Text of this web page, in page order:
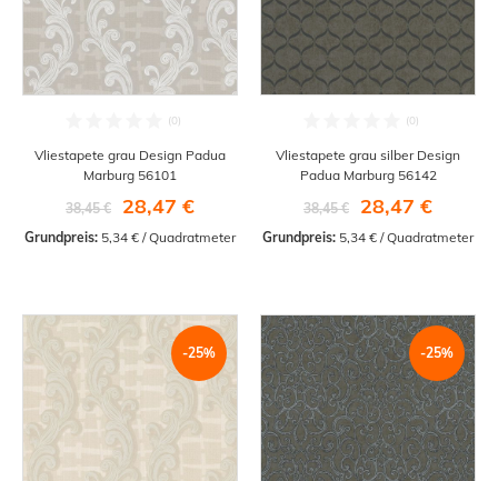
Vliestapete grau Design Padua
Marburg 56101
38,45 €
28,47 €
Grundpreis: 5,34 € / Quadratmeter
Vliestapete grau silber Design
Padua Marburg 56142
38,45 €
28,47 €
Grundpreis: 5,34 € / Quadratmeter
-25% -25%